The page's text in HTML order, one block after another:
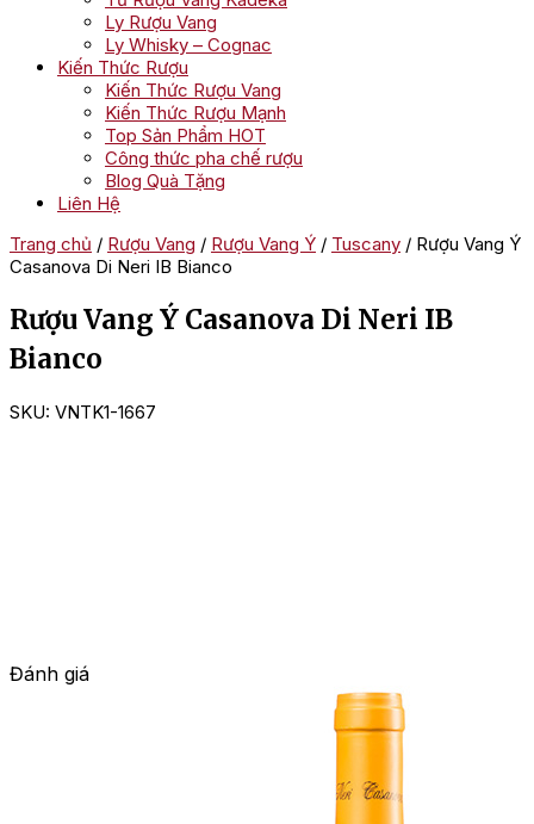
Ly Rượu Vang
Ly Whisky – Cognac
Kiến Thức Rượu
Kiến Thức Rượu Vang
Kiến Thức Rượu Mạnh
Top Sản Phẩm HOT
Công thức pha chế rượu
Blog Quà Tặng
Liên Hệ
Trang chủ / Rượu Vang / Rượu Vang Ý / Tuscany / Rượu Vang Ý
Casanova Di Neri IB Bianco
Rượu Vang Ý Casanova Di Neri IB
Bianco
SKU: VNTK1-1667
Đánh giá